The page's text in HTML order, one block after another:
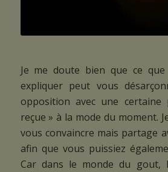
Je me doute bien que ce
expliquer peut vous
opposition avec une certaine
reçue » à la mode du moment.
vous convaincre mais partage
afin que vous puissiez
Car dans le monde du gout,